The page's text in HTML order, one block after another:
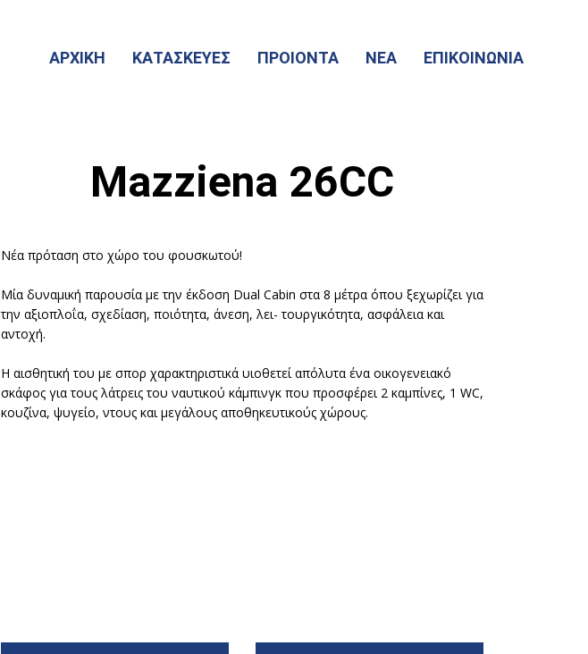
ΑΡΧΙΚΗ ΚΑΤΑΣΚΕΥΕΣ ΠΡΟΙΟΝΤΑ ΝΕΑ ΕΠΙΚΟΙΝΩΝΙΑ
Mazziena 26CC
Νέα πρόταση στο χώρο του φουσκωτού!
Μία δυναμική παρουσία με την έκδοση Dual Cabin στα 8 μέτρα όπου ξεχωρίζει για
την αξιοπλοΐα, σχεδίαση, ποιότητα, άνεση, λει- τουργικότητα, ασφάλεια και
αντοχή.
Η αισθητική του με σπορ χαρακτηριστικά υιοθετεί απόλυτα ένα οικογενειακό
σκάφος για τους λάτρεις του ναυτικού κάμπινγκ που προσφέρει 2 καμπίνες, 1 WC,
κουζίνα, ψυγείο, ντους και μεγάλους αποθηκευτικούς χώρους.